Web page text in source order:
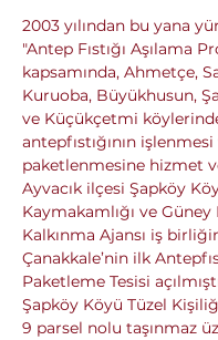
2003 yılından bu yana
"Antep Fıstığı Aşılama
kapsamında, Ahmetçe,
Kuruoba, Büyükhusun,
ve Küçükçetmi
antepfıstığının işlenmesi
paketlenmesine hizmet
Ayvacık ilçesi Şapköy
Kaymakamlığı ve
Kalkınma Ajansı iş
Çanakkale’nin ilk
Paketleme Tesisi
Şapköy Köyü Tüzel
9 parsel nolu taşınmaz